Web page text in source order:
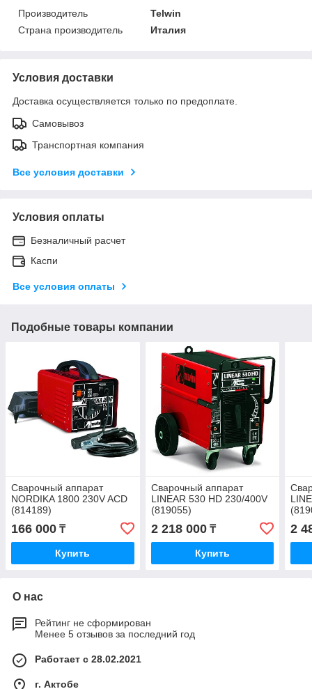
Производитель
Telwin
Страна производитель
Италия
Условия доставки
Доставка осуществляется только по предоплате.
Самовывоз
Транспортная компания
Все условия доставки
Условия оплаты
Безналичный расчет
Каспи
Все условия оплаты
Подобные товары компании
Сварочный аппарат
NORDIKA 1800 230V ACD
(814189)
166 000 ₸
Купить
Сварочный аппарат
LINEAR 530 HD 230/400V
(819055)
2 218 000₸
Купить
2
О нас
Рейтинг не сформирован
Менее 5 отзывов за последний год
Работает с 28.02.2021
г. Актобе